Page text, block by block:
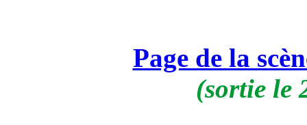
Page de la
(sortie le